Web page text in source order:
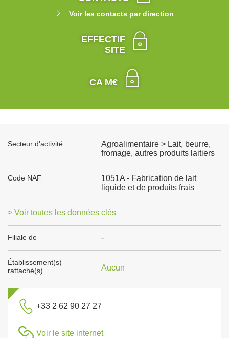
Voir les contacts par direction
EFFECTIF
SITE
CA M€
Secteur d'activité
Agroalimentaire > Lait, beurre,
fromage, autres produits laitiers
Code NAF
1051A - Fabrication de lait
liquide et de produits frais
> Voir toutes les données clés
Filiale de -
Établissement(s)
rattaché(s)
Aucun
+33 2 62 90 27 27
Voir le site internet